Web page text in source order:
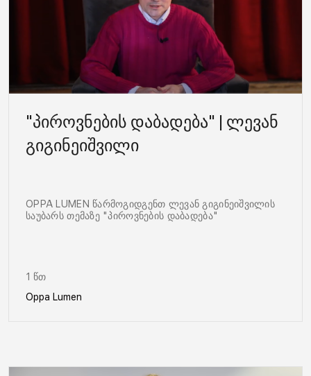
"პიროვნების დაბადება" | ლევან
გიგინეიშვილი
OPPA LUMEN წარმოგიდგენთ ლევან გიგინეიშვილის
საუბარს თემაზე "პიროვნების დაბადება"
1 წთ
Oppa Lumen